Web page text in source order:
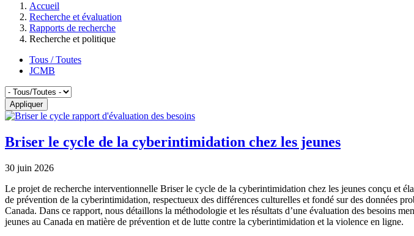
Fil
d'Ariane
Accueil
Recherche et évaluation
Rapports de recherche
Recherche et politique
Onglets
principaux
Tous / Toutes
JCMB
Briser le cycle de la cyberintimidation chez les jeunes
30 juin 2026
Le projet de recherche interventionnelle Briser le cycle de la cyberintimidation chez les jeunes conçu et
de prévention de la cyberintimidation, respectueux des différences culturelles et fondé sur des données
Canada. Dans ce rapport, nous détaillons la méthodologie et les résultats d’une évaluation des besoins
jeunes au Canada en matière de prévention et de lutte contre la cyberintimidation et la violence en ligne.